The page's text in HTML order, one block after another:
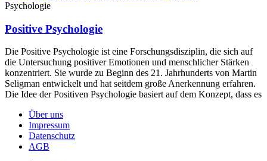
Psychologie
Positive Psychologie
Die Positive Psychologie ist eine Forschungsdisziplin, die sich auf
die Untersuchung positiver Emotionen und menschlicher Stärken
konzentriert. Sie wurde zu Beginn des 21. Jahrhunderts von Martin
Seligman entwickelt und hat seitdem große Anerkennung erfahren.
Die Idee der Positiven Psychologie basiert auf dem Konzept, dass es
Über uns
Impressum
Datenschutz
AGB